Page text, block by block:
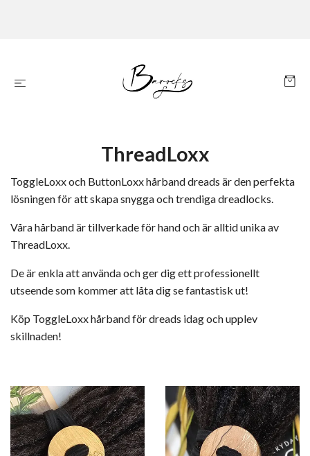
ThreadLoxx
ToggleLoxx och ButtonLoxx hårband dreads är den perfekta
lösningen för att skapa snygga och trendiga dreadlocks.
Våra hårband är tillverkade för hand och är alltid unika av
ThreadLoxx.
De är enkla att använda och ger dig ett professionellt
utseende som kommer att låta dig se fantastisk ut!
Köp ToggleLoxx hårband för dreads idag och upplev
skillnaden!